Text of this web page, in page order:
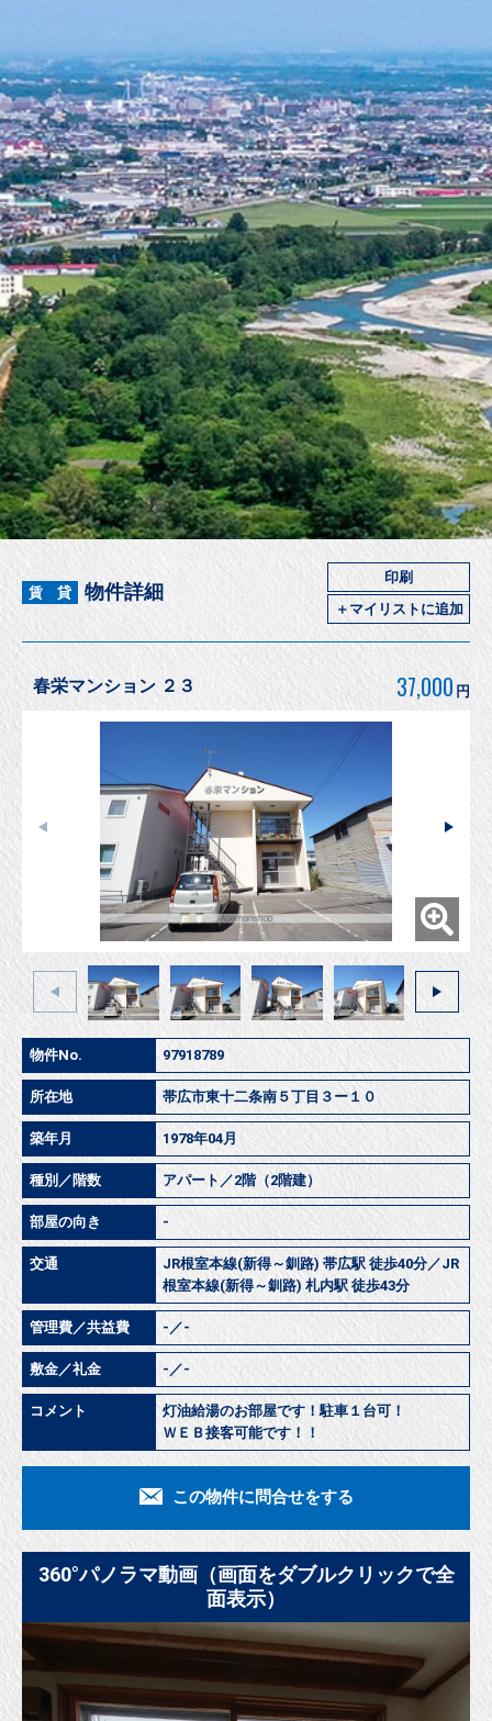
賃 貸 物件詳細
印刷
＋マイリストに追加
春栄マンション ２３ 37,000 円
物件No. 97918789
所在地 帯広市東十二条南５丁目３ー１０
築年月 1978年04月
種別／階数 アパート／2階（2階建）
部屋の向き -
交通
JR根室本線(新得～釧路) 帯広駅 徒歩40分／JR
根室本線(新得～釧路) 札内駅 徒歩43分
管理費／共益費 -／-
敷金／礼金 -／-
コメント
灯油給湯のお部屋です！駐車１台可！
ＷＥＢ接客可能です！！
この物件に問合せをする
360°パノラマ動画（画面をダブルクリックで全
面表示）